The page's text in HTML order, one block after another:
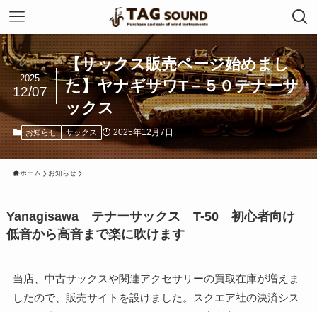
【サックス販売ページ始めまし
た】ヤナギサワT－５０テナーサ
ックス
2025
12/07
お知らせ サックス 2025年12月7日
ホーム お知らせ
Yanagisawa テナーサックス T-50 初心者向け
低音から高音まで楽に吹けます
当店、中古サックスや関連アクセサリーの買取在庫が増えま
したので、販売サイトを設けました。スクエア社の決済シス